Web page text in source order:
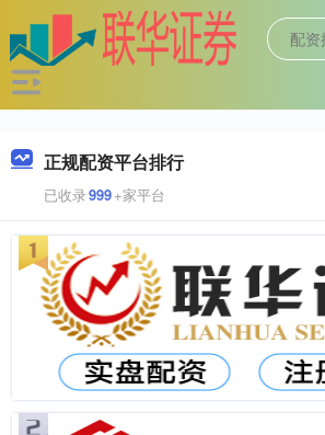
正规配资平台排行
已收录999+家平台